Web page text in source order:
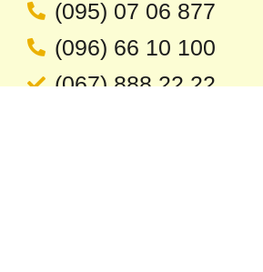
(095) 07 06 877
(096) 66 10 100
(067) 888 22 22